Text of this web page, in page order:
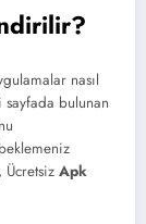
nasıl
sayfada bulunan
Apk